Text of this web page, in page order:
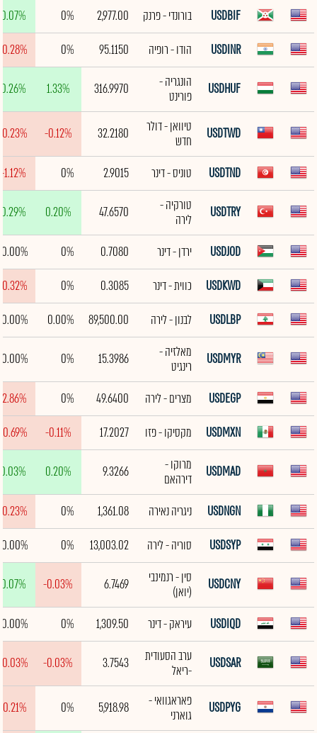
USDBIF בורונדי - פרנק 2,977.00
0%
0.07%
USDINR
הודו - רופיה 95.1150
0%
USDHUF
הונגריה -
פורינט
316.9970
1.33%
0.26%
USDTWD
טיוואן - דולר
חדש
32.2180
-0.12%
USDTND טוניס - דינר 2.9015
0%
-1.12%
USDTRY
טורקיה -
לירה
47.6570
0.20%
0.29%
USDJOD ירדן - דינר 0.7080
0%
0.00%
USDKWD
כווית - דינר 0.3085
0%
USDLBP
לבנון - לירה 89,500.00
0.00%
0.00%
USDMYR
מאלזיה -
רינגיט
15.3986
0%
0.00%
USDEGP מצרים - לירה 49.6400
0%
-2.86%
USDMXN
מקסיקו - פזו 17.2027
-0.11%
USDMAD
מרוקו -
דירהאם
9.3266
0.20%
0.03%
USDNGN ניגריה נאירה 1,361.08
0%
USDSYP
סוריה - לירה 13,003.02
0%
0.00%
USDCNY
סין - רנמינבי
(יואן)
6.7469
-0.03%
0.07%
USDIQD עיראק - דינר 1,309.50
0%
0.00%
USDSAR
ערב הסעודית
-ריאל
3.7543
-0.03%
USDPYG
פאראגוואי -
גוארני
5,918.98
0%
-0.21%